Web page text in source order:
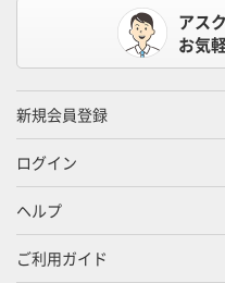
アス
お気
新規会員登録
ログイン
ヘルプ
ご利用ガイド